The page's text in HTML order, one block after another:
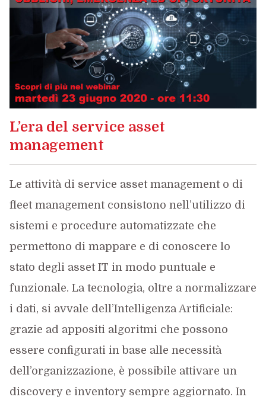
L’era del service asset
management
Le attività di service asset management o di
fleet management consistono nell’utilizzo di
sistemi e procedure automatizzate che
permettono di mappare e di conoscere lo
stato degli asset IT in modo puntuale e
funzionale. La tecnologia, oltre a normalizzare
i dati, si avvale dell’Intelligenza Artificiale:
grazie ad appositi algoritmi che possono
essere configurati in base alle necessità
dell’organizzazione, è possibile attivare un
discovery e inventory sempre aggiornato. In